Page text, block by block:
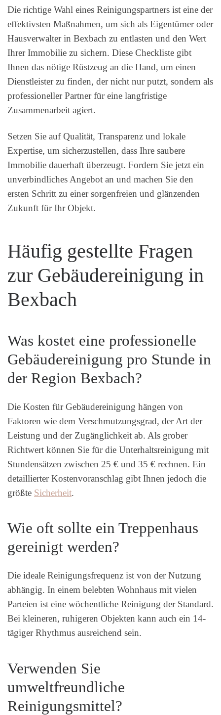
Die richtige Wahl eines Reinigungspartners ist eine der
effektivsten Maßnahmen, um sich als Eigentümer oder
Hausverwalter in Bexbach zu entlasten und den Wert
Ihrer Immobilie zu sichern. Diese Checkliste gibt
Ihnen das nötige Rüstzeug an die Hand, um einen
Dienstleister zu finden, der nicht nur putzt, sondern als
professioneller Partner für eine langfristige
Zusammenarbeit agiert.
Setzen Sie auf Qualität, Transparenz und lokale
Expertise, um sicherzustellen, dass Ihre saubere
Immobilie dauerhaft überzeugt. Fordern Sie jetzt ein
unverbindliches Angebot an und machen Sie den
ersten Schritt zu einer sorgenfreien und glänzenden
Zukunft für Ihr Objekt.
Häufig gestellte Fragen
zur Gebäudereinigung in
Bexbach
Was kostet eine professionelle
Gebäudereinigung pro Stunde in
der Region Bexbach?
Die Kosten für Gebäudereinigung hängen von
Faktoren wie dem Verschmutzungsgrad, der Art der
Leistung und der Zugänglichkeit ab. Als grober
Richtwert können Sie für die Unterhaltsreinigung mit
Stundensätzen zwischen 25 € und 35 € rechnen. Ein
detaillierter Kostenvoranschlag gibt Ihnen jedoch die
größte Sicherheit.
Wie oft sollte ein Treppenhaus
gereinigt werden?
Die ideale Reinigungsfrequenz ist von der Nutzung
abhängig. In einem belebten Wohnhaus mit vielen
Parteien ist eine wöchentliche Reinigung der Standard.
Bei kleineren, ruhigeren Objekten kann auch ein 14-
tägiger Rhythmus ausreichend sein.
Verwenden Sie
umweltfreundliche
Reinigungsmittel?